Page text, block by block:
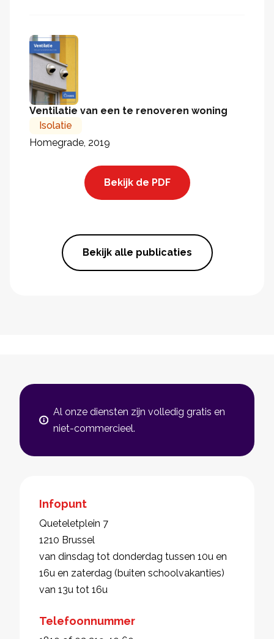
Ventilatie van een te renoveren woning
Isolatie
Homegrade, 2019
Bekijk de PDF
Bekijk alle publicaties
Al onze diensten zijn volledig gratis en
niet-commercieel.
Infopunt
Queteletplein 7
1210 Brussel
van dinsdag tot donderdag tussen 10u en
16u en zaterdag (buiten schoolvakanties)
van 13u tot 16u
Telefoonnummer